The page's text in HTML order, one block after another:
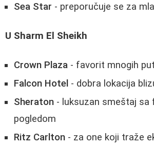
Sea Star - preporučuje se za
U Sharm El Sheikh
Crown Plaza - favorit mnogih
Falcon Hotel - dobra lokacija
Sheraton - luksuzan smeštaj sa
pogledom
Ritz Carlton - za one koji traže